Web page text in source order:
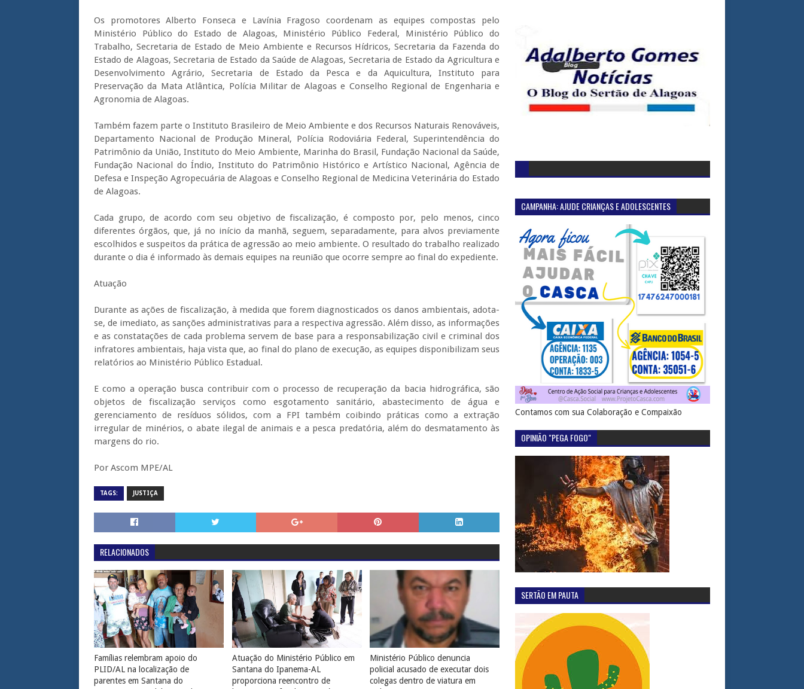
Os promotores Alberto Fonseca e Lavínia Fragoso coordenam as equipes compostas pelo
Ministério Público do Estado de Alagoas, Ministério Público Federal, Ministério Público do
Trabalho, Secretaria de Estado de Meio Ambiente e Recursos Hídricos, Secretaria da Fazenda do
Estado de Alagoas, Secretaria de Estado da Saúde de Alagoas, Secretaria de Estado da Agricultura e
Desenvolvimento Agrário, Secretaria de Estado da Pesca e da Aquicultura, Instituto para
Preservação da Mata Atlântica, Polícia Militar de Alagoas e Conselho Regional de Engenharia e
Agronomia de Alagoas.
Também fazem parte o Instituto Brasileiro de Meio Ambiente e dos Recursos Naturais Renováveis,
Departamento Nacional de Produção Mineral, Polícia Rodoviária Federal, Superintendência do
Patrimônio da União, Instituto do Meio Ambiente, Marinha do Brasil, Fundação Nacional da Saúde,
Fundação Nacional do Índio, Instituto do Patrimônio Histórico e Artístico Nacional, Agência de
Defesa e Inspeção Agropecuária de Alagoas e Conselho Regional de Medicina Veterinária do Estado
de Alagoas.
Cada grupo, de acordo com seu objetivo de fiscalização, é composto por, pelo menos, cinco
diferentes órgãos, que, já no início da manhã, seguem, separadamente, para alvos previamente
escolhidos e suspeitos da prática de agressão ao meio ambiente. O resultado do trabalho realizado
durante o dia é informado às demais equipes na reunião que ocorre sempre ao final do expediente.
Atuação
Durante as ações de fiscalização, à medida que forem diagnosticados os danos ambientais, adota-
se, de imediato, as sanções administrativas para a respectiva agressão. Além disso, as informações
e as constatações de cada problema servem de base para a responsabilização civil e criminal dos
infratores ambientais, haja vista que, ao final do plano de execução, as equipes disponibilizam seus
relatórios ao Ministério Público Estadual.
E como a operação busca contribuir com o processo de recuperação da bacia hidrográfica, são
objetos de fiscalização serviços como esgotamento sanitário, abastecimento de água e
gerenciamento de resíduos sólidos, com a FPI também coibindo práticas como a extração
irregular de minérios, o abate ilegal de animais e a pesca predatória, além do desmatamento às
margens do rio.
Por Ascom MPE/AL
TAGS: JUSTIÇA
RELACIONADOS
Famílias relembram apoio do
PLID/AL na localização de
parentes em Santana do
Atuação do Ministério Público em
Santana do Ipanema-AL
proporciona reencontro de
Ministério Público denuncia
policial acusado de executar dois
colegas dentro de viatura em
CAMPANHA: AJUDE CRIANÇAS E ADOLESCENTES
Contamos com sua Colaboração e Compaixão
OPINIÃO "PEGA FOGO"
SERTÃO EM PAUTA